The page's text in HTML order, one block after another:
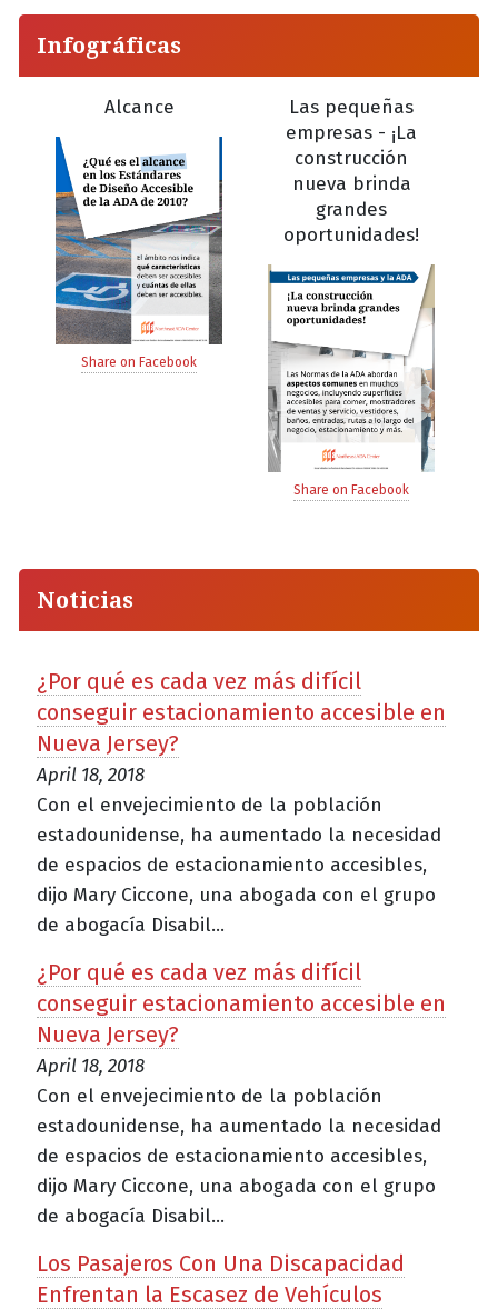
Infográficas
Alcance
Share on Facebook
Las pequeñas
empresas - ¡La
construcción
nueva brinda
grandes
oportunidades!
Share on Facebook
Noticias
¿Por qué es cada vez más difícil
conseguir estacionamiento accesible en
Nueva Jersey?
April 18, 2018
Con el envejecimiento de la población
estadounidense, ha aumentado la necesidad
de espacios de estacionamiento accesibles,
dijo Mary Ciccone, una abogada con el grupo
de abogacía Disabil...
¿Por qué es cada vez más difícil
conseguir estacionamiento accesible en
Nueva Jersey?
April 18, 2018
Con el envejecimiento de la población
estadounidense, ha aumentado la necesidad
de espacios de estacionamiento accesibles,
dijo Mary Ciccone, una abogada con el grupo
de abogacía Disabil...
Los Pasajeros Con Una Discapacidad
Enfrentan la Escasez de Vehículos